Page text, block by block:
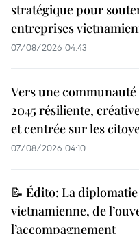
stratégique pour
entreprises
07/08/2026 04:43
Vers une communauté
2045 résiliente,
et centrée sur les
07/08/2026 04:10
📝 Édito: La diplomatie
vietnamienne, de
l’accompagnement